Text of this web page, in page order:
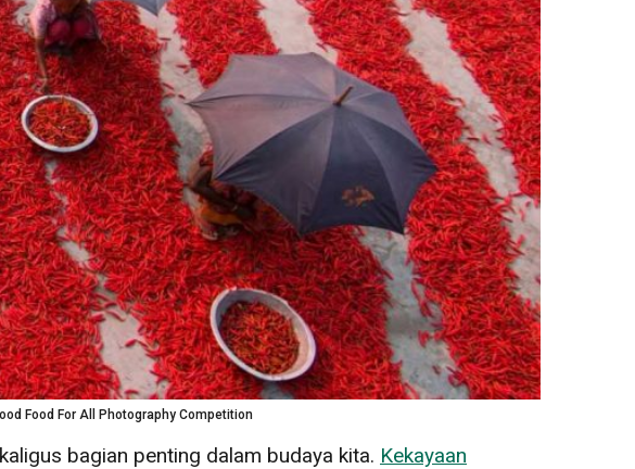
Food For All Photography Competition
bagian penting dalam budaya kita. Kekayaan